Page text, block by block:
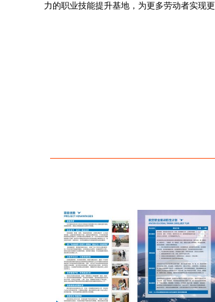
力的职业技能提升基地，为更多劳动者实现